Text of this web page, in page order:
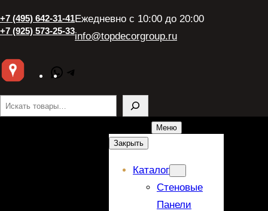
к
+7 (495) 642-31-41
+7 (925) 573-25-33
Ежедневно с 10:00 до 20:00
info@topdecorgroup.ru
WhatsApp
Поиск
Меню
Закрыть
Каталог
Стеновые
Панели